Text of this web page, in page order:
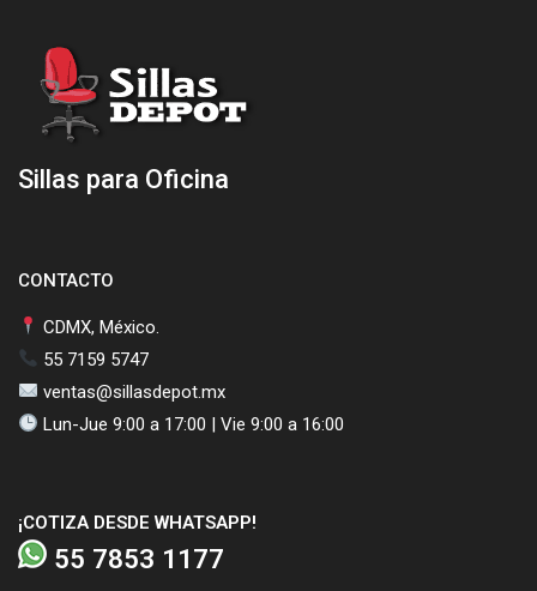
Sillas para Oficina
CONTACTO
CDMX, México.
55 7159 5747
ventas@sillasdepot.mx
Lun-Jue 9:00 a 17:00 | Vie 9:00 a 16:00
¡COTIZA DESDE WHATSAPP!
55 7853 1177